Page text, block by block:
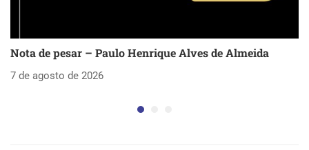
Nota de pesar – Paulo Henrique Alves de Almeida
7 de agosto de 2026